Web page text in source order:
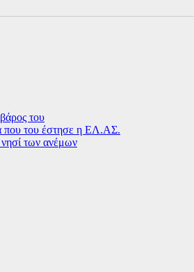
του
που του έστησε η ΕΛ.ΑΣ.
των ανέμων